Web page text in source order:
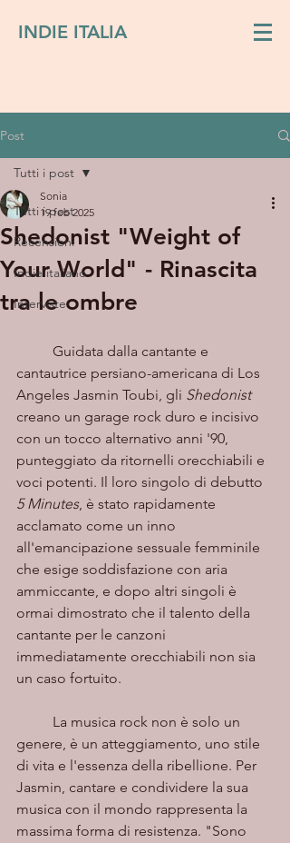
INDIE ITALIA
Post
Tutti i post
Recensioni
Indie italiano
Interviste
Tutti i post
Shedonist "Weight of
Your World" - Rinascita
tra le ombre
Sonia
19 feb 2025
cantautrice persiano-americana di Los
Angeles Jasmin Toubi, gli Shedonist
creano un garage rock duro e incisivo
con un tocco alternativo anni '90,
punteggiato da ritornelli orecchiabili e
voci potenti. Il loro singolo di debutto
5 Minutes, è stato rapidamente
acclamato come un inno
all'emancipazione sessuale femminile
che esige soddisfazione con aria
ammiccante, e dopo altri singoli è
ormai dimostrato che il talento della
cantante per le canzoni
immediatamente orecchiabili non sia
un caso fortuito.
genere, è un atteggiamento, uno stile
di vita e l'essenza della ribellione. Per
Jasmin, cantare e condividere la sua
musica con il mondo rappresenta la
massima forma di resistenza. "Sono